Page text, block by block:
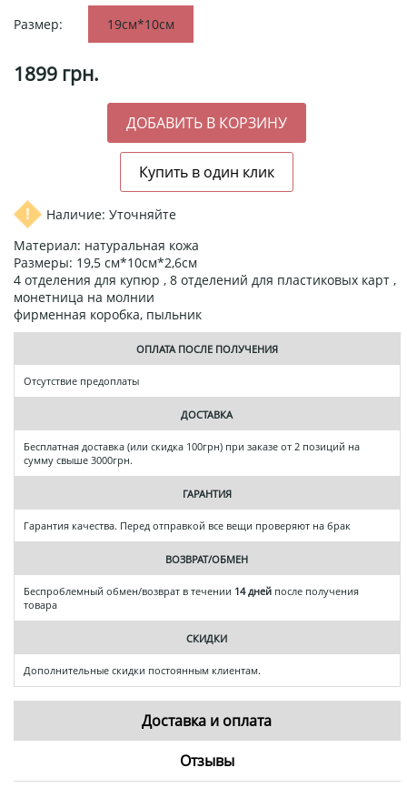
Размер: 19см*10см
1899 грн.
Наличие: Уточняйте
Материал: натуральная кожа
Размеры: 19,5 см*10см*2,6см
4 отделения для купюр , 8 отделений для пластиковых карт ,
монетница на молнии
фирменная коробка, пыльник
ОПЛАТА ПОСЛЕ ПОЛУЧЕНИЯ
Отсутствие предоплаты
ДОСТАВКА
Бесплатная доставка (или скидка 100грн) при заказе от 2 позиций на
сумму свыше 3000грн.
ГАРАНТИЯ
Гарантия качества. Перед отправкой все вещи проверяют на брак
ВОЗВРАТ/ОБМЕН
Беспроблемный обмен/возврат в течении 14 дней после получения
товара
СКИДКИ
Дополнительные скидки постоянным клиентам.
Доставка и оплата
Отзывы